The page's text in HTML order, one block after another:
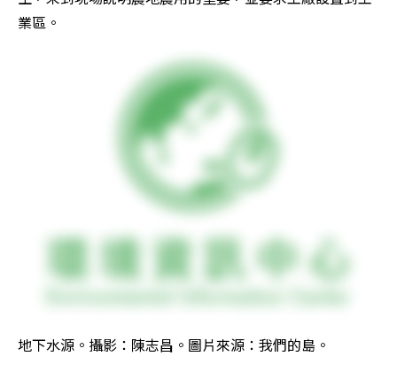
業區。
地下水源。攝影：陳志昌。圖片來源：我們的島。